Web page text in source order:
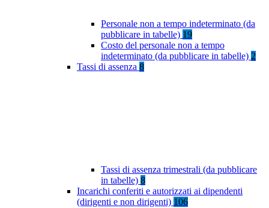
Personale non a tempo indeterminato (da
pubblicare in tabelle) 19
Costo del personale non a tempo
indeterminato (da pubblicare in tabelle) 2
Tassi di assenza 8
Tassi di assenza trimestrali (da pubblicare
in tabelle) 8
Incarichi conferiti e autorizzati ai dipendenti
(dirigenti e non dirigenti) 106